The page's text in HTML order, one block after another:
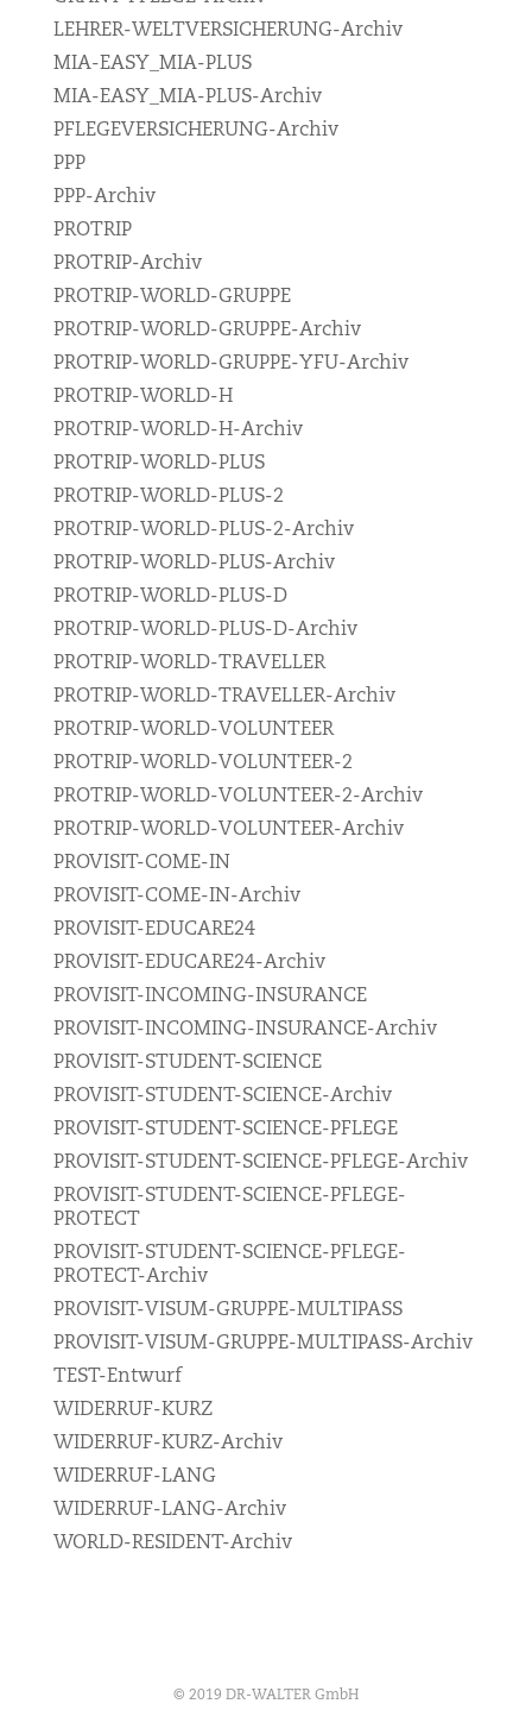
LEHRER-WELTVERSICHERUNG-Archiv
MIA-EASY_MIA-PLUS
MIA-EASY_MIA-PLUS-Archiv
PFLEGEVERSICHERUNG-Archiv
PPP
PPP-Archiv
PROTRIP
PROTRIP-Archiv
PROTRIP-WORLD-GRUPPE
PROTRIP-WORLD-GRUPPE-Archiv
PROTRIP-WORLD-GRUPPE-YFU-Archiv
PROTRIP-WORLD-H
PROTRIP-WORLD-H-Archiv
PROTRIP-WORLD-PLUS
PROTRIP-WORLD-PLUS-2
PROTRIP-WORLD-PLUS-2-Archiv
PROTRIP-WORLD-PLUS-Archiv
PROTRIP-WORLD-PLUS-D
PROTRIP-WORLD-PLUS-D-Archiv
PROTRIP-WORLD-TRAVELLER
PROTRIP-WORLD-TRAVELLER-Archiv
PROTRIP-WORLD-VOLUNTEER
PROTRIP-WORLD-VOLUNTEER-2
PROTRIP-WORLD-VOLUNTEER-2-Archiv
PROTRIP-WORLD-VOLUNTEER-Archiv
PROVISIT-COME-IN
PROVISIT-COME-IN-Archiv
PROVISIT-EDUCARE24
PROVISIT-EDUCARE24-Archiv
PROVISIT-INCOMING-INSURANCE
PROVISIT-INCOMING-INSURANCE-Archiv
PROVISIT-STUDENT-SCIENCE
PROVISIT-STUDENT-SCIENCE-Archiv
PROVISIT-STUDENT-SCIENCE-PFLEGE
PROVISIT-STUDENT-SCIENCE-PFLEGE-Archiv
PROVISIT-STUDENT-SCIENCE-PFLEGE-
PROTECT
PROVISIT-STUDENT-SCIENCE-PFLEGE-
PROTECT-Archiv
PROVISIT-VISUM-GRUPPE-MULTIPASS
PROVISIT-VISUM-GRUPPE-MULTIPASS-Archiv
TEST-Entwurf
WIDERRUF-KURZ
WIDERRUF-KURZ-Archiv
WIDERRUF-LANG
WIDERRUF-LANG-Archiv
WORLD-RESIDENT-Archiv
© 2019 DR-WALTER GmbH